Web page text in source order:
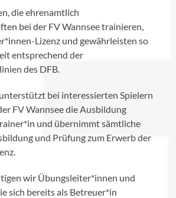
die ehrenamtlich
bei der FV Wannsee trainieren,
Lizenz und gewährleisten so
entsprechend der
des DFB.
bei interessierten Spielern
FV Wannsee die Ausbildung
und übernimmt sämtliche
und Prüfung zum Erwerb der
wir Übungsleiter*innen und
sich bereits als Betreuer*in